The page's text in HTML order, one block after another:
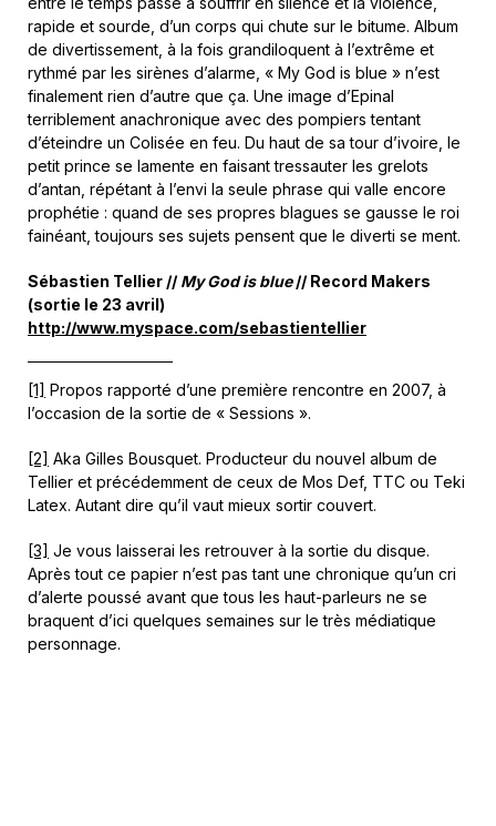
rapide et sourde, d’un corps qui chute sur le bitume. Album
de divertissement, à la fois grandiloquent à l’extrême et
rythmé par les sirènes d’alarme, « My God is blue » n’est
finalement rien d’autre que ça. Une image d’Epinal
terriblement anachronique avec des pompiers tentant
d’éteindre un Colisée en feu. Du haut de sa tour d’ivoire, le
petit prince se lamente en faisant tressauter les grelots
d’antan, répétant à l’envi la seule phrase qui valle encore
prophétie : quand de ses propres blagues se gausse le roi
fainéant, toujours ses sujets pensent que le diverti se ment.
Sébastien Tellier // My God is blue// Record Makers
(sortie le 23 avril)
http://www.myspace.com/sebastientellier
[1] Propos rapporté d’une première rencontre en 2007, à
l’occasion de la sortie de « Sessions ».
[2] Aka Gilles Bousquet. Producteur du nouvel album de
Tellier et précédemment de ceux de Mos Def, TTC ou Teki
Latex. Autant dire qu’il vaut mieux sortir couvert.
[3] Je vous laisserai les retrouver à la sortie du disque.
Après tout ce papier n’est pas tant une chronique qu’un cri
d’alerte poussé avant que tous les haut-parleurs ne se
braquent d’ici quelques semaines sur le très médiatique
personnage.